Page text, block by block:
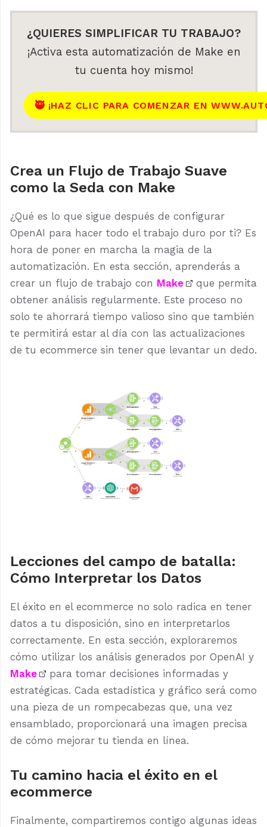
¿QUIERES SIMPLIFICAR TU TRABAJO?
¡Activa esta automatización de Make en
tu cuenta hoy mismo!
🥷 ¡HAZ CLIC PARA COMENZAR EN
Crea un Flujo de Trabajo Suave
como la Seda con Make
¿Qué es lo que sigue después de configurar
OpenAI para hacer todo el trabajo duro por ti? Es
hora de poner en marcha la magia de la
automatización. En esta sección, aprenderás a
crear un flujo de trabajo con Make
que permita
obtener análisis regularmente. Este proceso no
solo te ahorrará tiempo valioso sino que también
te permitirá estar al día con las actualizaciones
de tu ecommerce sin tener que levantar un dedo.
Lecciones del campo de batalla:
Cómo Interpretar los Datos
El éxito en el ecommerce no solo radica en tener
datos a tu disposición, sino en interpretarlos
correctamente. En esta sección, exploraremos
cómo utilizar los análisis generados por OpenAI y
Make
para tomar decisiones informadas y
estratégicas. Cada estadística y gráfico será como
una pieza de un rompecabezas que, una vez
ensamblado, proporcionará una imagen precisa
de cómo mejorar tu tienda en línea.
Tu camino hacia el éxito en el
ecommerce
Finalmente, compartiremos contigo algunas ideas